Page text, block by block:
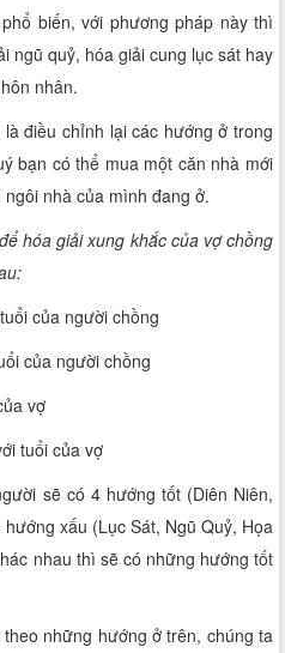
biến, với phương pháp này thì
ngũ quỷ, hóa giải cung lục sát hay
nhân.
điều chỉnh lại các hướng ở trong
bạn có thể mua một căn nhà mới
nhà của mình đang ở.
hóa giải xung khắc của vợ chồng
của người chồng
của người chồng
vợ
tuổi của vợ
sẽ có 4 hướng tốt (Diên Niên,
xấu (Lục Sát, Ngũ Quỷ, Họa
nhau thì sẽ có những hướng tốt
những hướng ở trên, chúng ta